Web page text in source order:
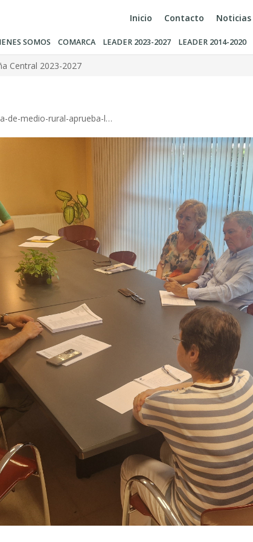
Inicio Contacto Noticias
SOMOS COMARCA LEADER 2023-2027 LEADER 2014-2020
Central 2023-2027
de-medio-rural-aprueba-l…